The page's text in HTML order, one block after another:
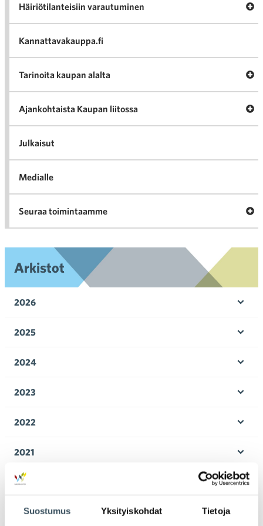
Suostumus Yksityiskohdat Tietoja
Häiriötilanteisiin varautuminen
Kannattavakauppa.fi
Tarinoita kaupan alalta
Ajankohtaista Kaupan liitossa
Julkaisut
Medialle
Seuraa toimintaamme
Arkistot
2026
2025
2024
2023
2022
2021
2020
2019